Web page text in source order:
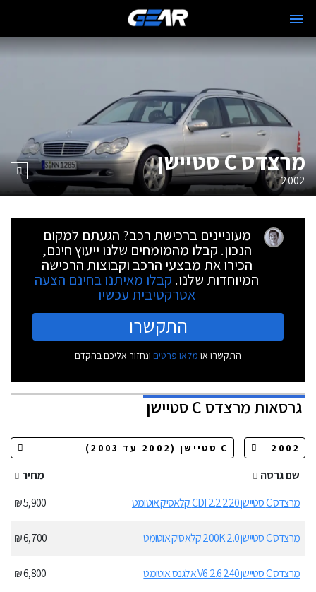
מרצדס C סטיישן
2002
מעוניינים ברכישת רכב? הגעתם למקום
הנכון. קבלו מהמומחים שלנו ייעוץ חינם,
הכירו את מבצעי הרכב וקבוצות הרכישה
המיוחדות שלנו. קבלו מאיתנו בחינם הצעה
אטרקטיבית עכשיו
התקשרו
התקשרו או מלאו פרטים ונחזור אליכם בהקדם
גרסאותמרצדס C סטיישן
שם גרסה
מחיר
מרצדס C סטיישן 220 CDI 2.2 קלאסיק אוטומט
5,900 ₪
מרצדס C סטיישן 200K 2.0 קלאסיק אוטומט 6,700 ₪
מרצדס C סטיישן 240 V6 2.6 אלגנס אוטומט
6,800 ₪